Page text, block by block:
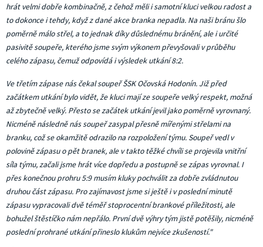
hrát velmi dobře kombinačně, z čehož měli i samotní kluci velkou radost a
to dokonce i tehdy, když z dané akce branka nepadla. Na naši bránu šlo
poměrně málo střel, a to jednak díky důslednému bránění, ale i určité
pasivitě soupeře, kterého jsme svým výkonem převyšovali v průběhu
celého zápasu, čemuž odpovídá i výsledek utkání 8:2.
Ve třetím zápase nás čekal soupeř ŠSK Očovská Hodonín. Již před
začátkem utkání bylo vidět, že kluci mají ze soupeře velký respekt, možná
až zbytečně velký. Přesto se začátek utkání jevil jako poměrně vyrovnaný.
Nicméně následně nás soupeř zasypal přesně mířenými střelami na
branku, což se okamžitě odrazilo na rozpoložení týmu. Soupeř vedl v
polovině zápasu o pět branek, ale v takto těžké chvíli se projevila vnitřní
síla týmu, začali jsme hrát více dopředu a postupně se zápas vyrovnal. I
přes konečnou prohru 5:9 musím kluky pochválit za dobře zvládnutou
druhou část zápasu. Pro zajímavost jsme si ještě i v poslední minutě
zápasu vypracovali dvě téměř stoprocentní brankové příležitosti, ale
bohužel štěstíčko nám nepřálo. První dvě výhry tým jistě potěšily, nicméně
poslední prohrané utkání přineslo klukům nejvíce zkušeností."